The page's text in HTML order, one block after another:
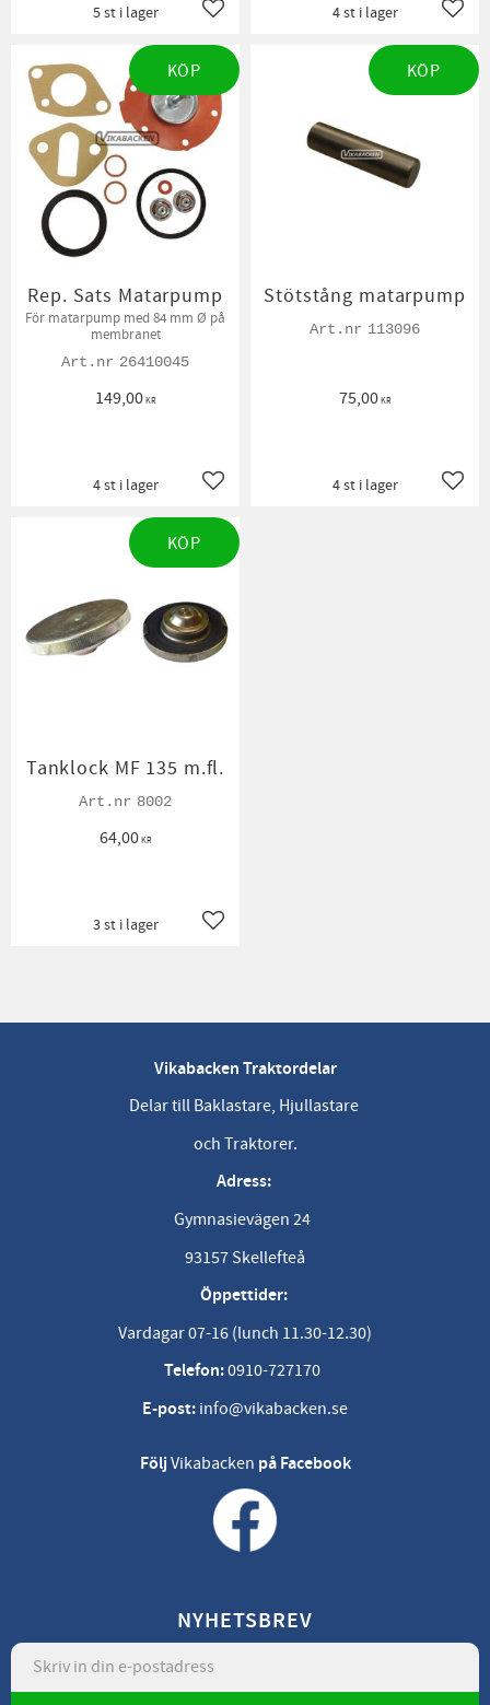
Lägg till i favoriter
5 st i lager 4 st i lager
Rep. Sats Matarpump
För matarpump med 84 mm Ø på
membranet
26410045
149,00KR
Lägg till i favoriter
4 st i lager
KÖP
Stötstång matarpump
113096
75,00KR
4 st i lager
KÖP
Tanklock MF 135 m.fl.
8002
64,00KR
Lägg till i favoriter
3 st i lager
KÖP
Vikabacken Traktordelar
Delar till Baklastare, Hjullastare
och Traktorer.
Adress:
Gymnasievägen 24
93157 Skellefteå
Öppettider:
Vardagar 07-16 (lunch 11.30-12.30)
Telefon:0910-727170
E-post: info@vikabacken.se
FöljVikabacken på Facebook
NYHETSBREV